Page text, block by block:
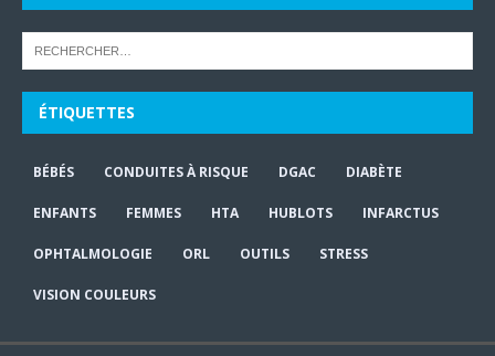
ÉTIQUETTES
BÉBÉS CONDUITES À RISQUE DGAC DIABÈTE
ENFANTS FEMMES HTA HUBLOTS INFARCTUS
OPHTALMOLOGIE ORL OUTILS STRESS
VISION COULEURS